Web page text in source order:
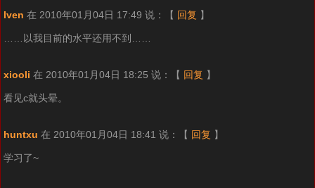
Iven 在 2010年01月04日 17:49 说： 【 回复 】
……以我目前的水平还用不到……
xiooli 在 2010年01月04日 18:25 说： 【 回复 】
看见c就头晕。
huntxu 在 2010年01月04日 18:41 说： 【 回复 】
学习了~